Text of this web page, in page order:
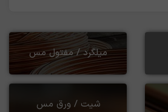
میلگرد / مفتول مس
شیت / ورق مس